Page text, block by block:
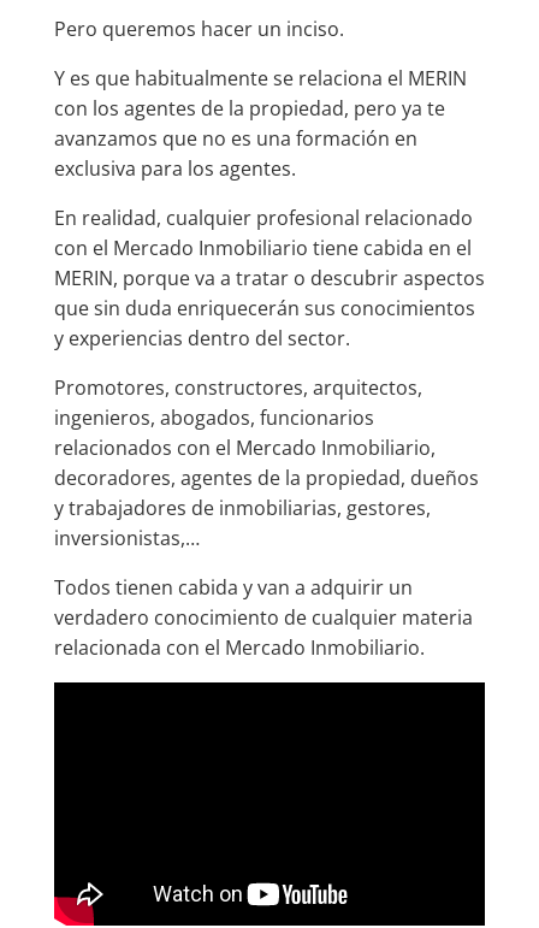
Pero queremos hacer un inciso.
Y es que habitualmente se relaciona el MERIN
con los agentes de la propiedad, pero ya te
avanzamos que no es una formación en
exclusiva para los agentes.
En realidad, cualquier profesional relacionado
con el Mercado Inmobiliario tiene cabida en el
MERIN, porque va a tratar o descubrir aspectos
que sin duda enriquecerán sus conocimientos
y experiencias dentro del sector.
Promotores, constructores, arquitectos,
ingenieros, abogados, funcionarios
relacionados con el Mercado Inmobiliario,
decoradores, agentes de la propiedad, dueños
y trabajadores de inmobiliarias, gestores,
inversionistas,…
Todos tienen cabida y van a adquirir un
verdadero conocimiento de cualquier materia
relacionada con el Mercado Inmobiliario.